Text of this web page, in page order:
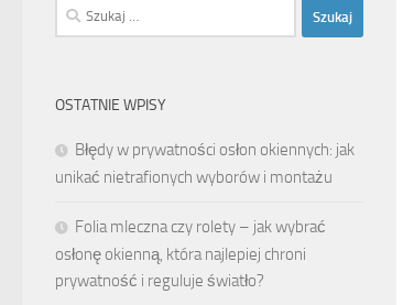
Szukaj:
OSTATNIE WPISY
Błędy w prywatności osłon okiennych: jak
unikać nietrafionych wyborów i montażu
Folia mleczna czy rolety – jak wybrać
osłonę okienną, która najlepiej chroni
prywatność i reguluje światło?